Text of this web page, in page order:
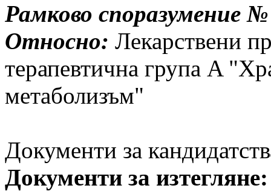
Рамково споразумение
Относно: Лекарствени
терапевтична група A
метаболизъм"
Документи за
Документи за изтегляне: